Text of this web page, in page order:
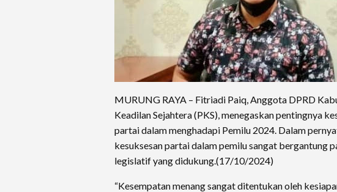
MURUNG RAYA – Fitriadi Paiq, Anggota DPRD
Keadilan Sejahtera (PKS), menegaskan pentingnya
partai dalam menghadapi Pemilu 2024. Dalam
kesuksesan partai dalam pemilu sangat bergantung
legislatif yang didukung.(17/10/2024)
“Kesempatan menang sangat ditentukan oleh